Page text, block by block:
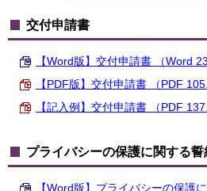
交付申請書
【Word版】交付申請書 （Word
【PDF版】交付申請書 （PDF
【記入例】交付申請書 （PDF
プライバシーの保護に関する誓
【Word版】プライバシーの保護